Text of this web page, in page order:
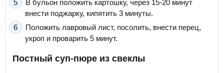
В бульон положить картошку, через 15-20 минут
внести поджарку, кипятить 3 минуты.
Положить лавровый лист, посолить, внести перец,
укроп и проварить 5 минут.
Постный суп-пюре из свеклы